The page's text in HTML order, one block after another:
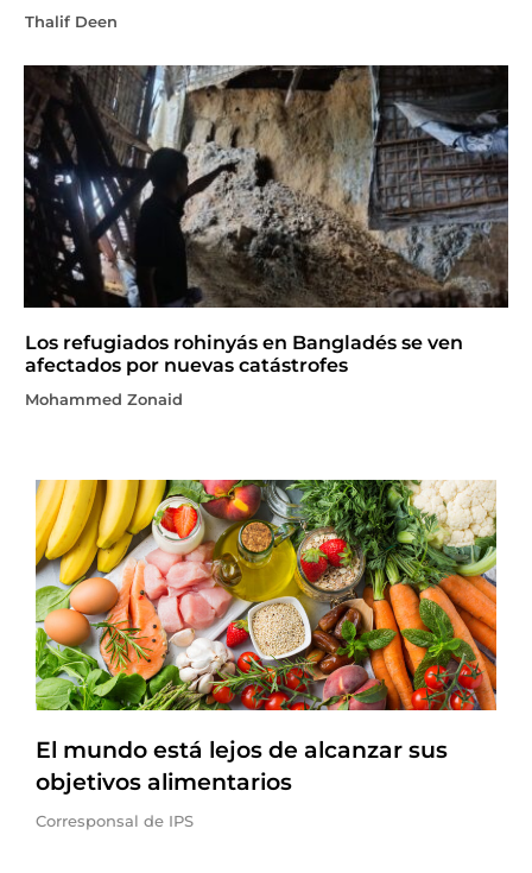
Thalif Deen
Los refugiados rohinyás en Bangladés se ven
afectados por nuevas catástrofes
Mohammed Zonaid
El mundo está lejos de alcanzar sus
objetivos alimentarios
Corresponsal de IPS